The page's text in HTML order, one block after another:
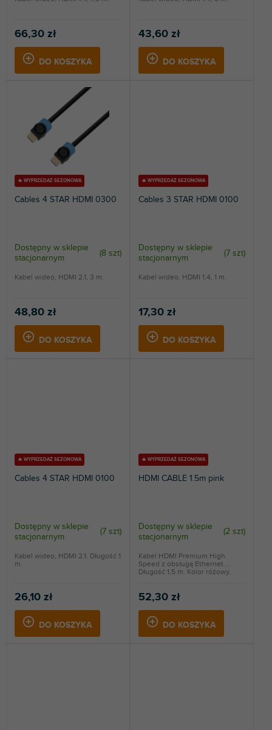
66,30 zł
DO KOSZYKA
43,60 zł
DO KOSZYKA
🔥 WYPRZEDAŻ SEZONOWA
Cables 4 STAR HDMI 0300
Dostępny w sklepie
stacjonarnym
(8 szt)
48,80 zł
DO KOSZYKA
Kabel wideo, HDMI 2.1, 3 m.
🔥 WYPRZEDAŻ SEZONOWA
Cables 3 STAR HDMI 0100
Dostępny w sklepie
stacjonarnym
(7 szt)
17,30 zł
DO KOSZYKA
Kabel wideo, HDMI 1.4, 1 m.
🔥 WYPRZEDAŻ SEZONOWA
Cables 4 STAR HDMI 0100
Dostępny w sklepie
stacjonarnym
(7 szt)
26,10 zł
DO KOSZYKA
Kabel wideo, HDMI 2.1. Długość 1
m.
🔥 WYPRZEDAŻ SEZONOWA
HDMI CABLE 1.5m pink
Dostępny w sklepie
stacjonarnym
(2 szt)
52,30 zł
DO KOSZYKA
Kabel HDMI Premium High
Speed z obsługą Ethernet.
Długość 1,5 m. Kolor różowy.